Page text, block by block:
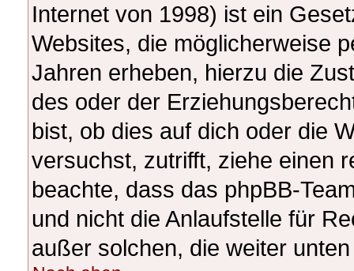
Internet von 1998) ist ein
Websites, die möglicherweise
Jahren erheben, hierzu die
des oder der
bist, ob dies auf dich oder die
versuchst, zutrifft, ziehe einen
beachte, dass das phpBB-
und nicht die Anlaufstelle für
außer solchen, die weiter